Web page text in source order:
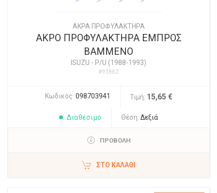
ΑΚΡΑ ΠΡΟΦΥΛΑΚΤΗΡΑ
ΑΚΡΟ ΠΡΟΦΥΛΑΚΤΗΡΑ ΕΜΠΡΟΣ
ΒΑΜΜΕΝΟ
ISUZU - P/U (1988-1993)
#93862
Κωδικός: 098703941 Τιμή: 15,65 €
Διαθέσιμο Θέση: Δεξιά
ΠΡΟΒΟΛΗ
ΣΤΟ ΚΑΛΆΘΙ